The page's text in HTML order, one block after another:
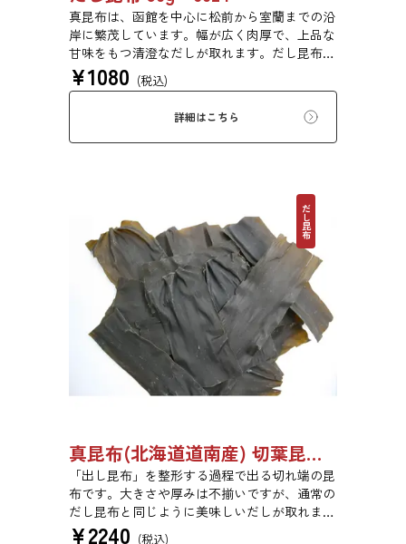
真昆布は、函館を中心に松前から室蘭までの沿
岸に繁茂しています。幅が広く肉厚で、上品な
甘味をもつ清澄なだしが取れます。だし昆布、
塩昆布、おぼろ昆布、とろろ昆布、佃煮、バッ
テラなどに用いられます。
¥1080 (税込)
詳細はこちら
だし昆布
真昆布(北海道道南産) 切葉昆布 500g 【●受注生産品】03110011
「出し昆布」を整形する過程で出る切れ端の昆
布です。大きさや厚みは不揃いですが、通常の
だし昆布と同じように美味しいだしが取れま
す。
¥2240 (税込)